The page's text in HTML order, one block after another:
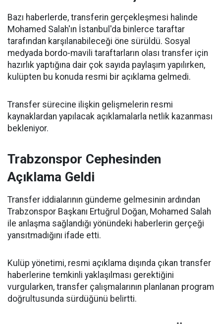
Bazı haberlerde, transferin gerçekleşmesi halinde
Mohamed Salah'ın İstanbul'da binlerce taraftar
tarafından karşılanabileceği öne sürüldü. Sosyal
medyada bordo-mavili taraftarların olası transfer için
hazırlık yaptığına dair çok sayıda paylaşım yapılırken,
kulüpten bu konuda resmi bir açıklama gelmedi.
Transfer sürecine ilişkin gelişmelerin resmi
kaynaklardan yapılacak açıklamalarla netlik kazanması
bekleniyor.
Trabzonspor Cephesinden
Açıklama Geldi
Transfer iddialarının gündeme gelmesinin ardından
Trabzonspor Başkanı Ertuğrul Doğan, Mohamed Salah
ile anlaşma sağlandığı yönündeki haberlerin gerçeği
yansıtmadığını ifade etti.
Kulüp yönetimi, resmi açıklama dışında çıkan transfer
haberlerine temkinli yaklaşılması gerektiğini
vurgularken, transfer çalışmalarının planlanan program
doğrultusunda sürdüğünü belirtti.